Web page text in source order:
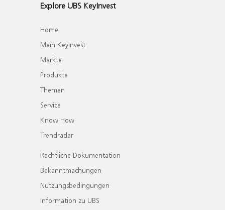
Explore UBS KeyInvest
Home
Mein KeyInvest
Märkte
Produkte
Themen
Service
Know How
Trendradar
Rechtliche Dokumentation
Bekanntmachungen
Nutzungsbedingungen
Information zu UBS